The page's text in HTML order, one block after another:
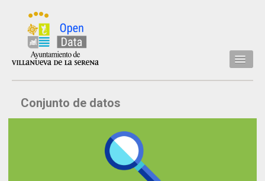
Inicio
Datos
Conjunto de datos